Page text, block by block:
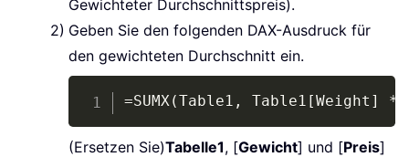
Gewichteter Durchschnittspreis).
Geben Sie den folgenden DAX-Ausdruck für
den gewichteten Durchschnitt ein.
=SUMX(Table1, Table1[Weight]
Copy
(Ersetzen Sie)Tabelle1, [Gewicht] und [Preis]